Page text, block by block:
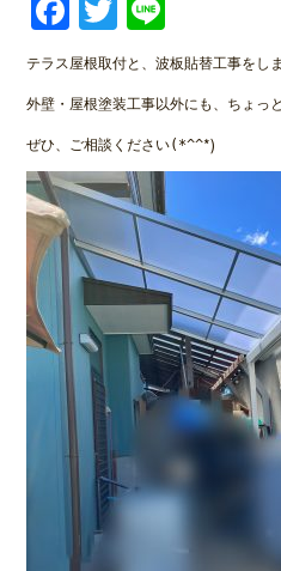
テラス屋根取付と、波板貼替工事をし
外壁・屋根塗装工事以外にも、ちょっ
ぜひ、ご相談ください(*^^*)